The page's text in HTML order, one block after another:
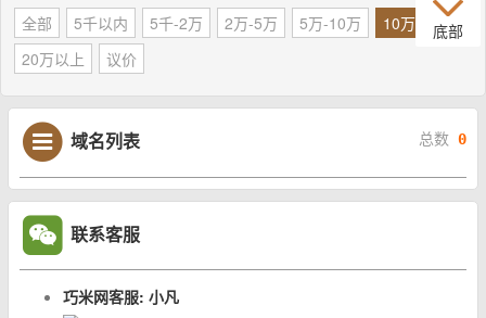
全部
5千以内 5千-2万 2万-5万 5万-10万
10万-20万
20万以上
议价
域名列表 总数0
联系客服
巧米网客服: 小凡
底部